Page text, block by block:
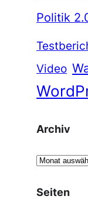
Politik
Video
Archiv
A
c
Seiten